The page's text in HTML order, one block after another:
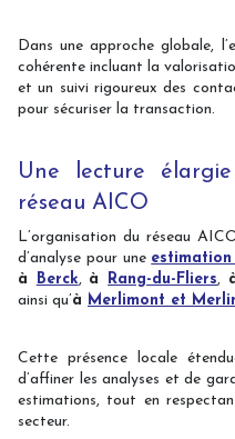
Dans une approche globale,
cohérente incluant la
et un suivi rigoureux des
pour sécuriser la transaction.
Une lecture
réseau AICO
L’organisation du réseau
d’analyse pour une
à Berck, à Rang-du-Fliers,
ainsi qu’à Merlimont et
Cette présence locale
d’affiner les analyses et de
estimations, tout en
secteur.